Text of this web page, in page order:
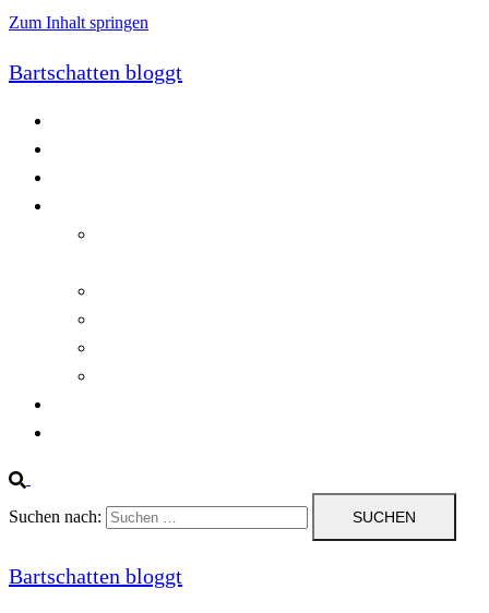
Zum Inhalt springen
Bartschatten bloggt
Suchen nach:
Bartschatten bloggt